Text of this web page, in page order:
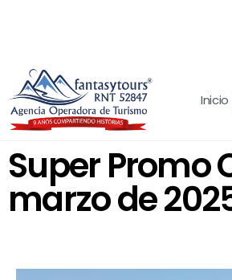
Inicio
Super Promo
marzo de